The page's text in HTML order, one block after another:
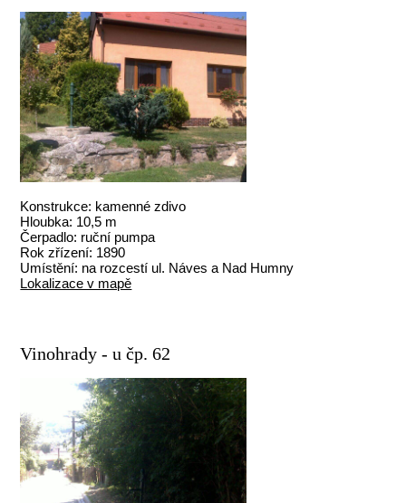
Konstrukce: kamenné zdivo
Hloubka: 10,5 m
Čerpadlo: ruční pumpa
Rok zřízení: 1890
Umístění: na rozcestí ul. Náves a Nad Humny
Lokalizace v mapě
Vinohrady - u čp. 62